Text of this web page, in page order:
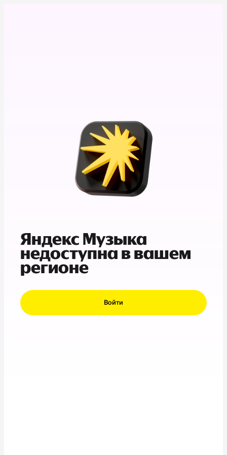
Яндекс Музыка
недоступна в вашем
регионе
Войти